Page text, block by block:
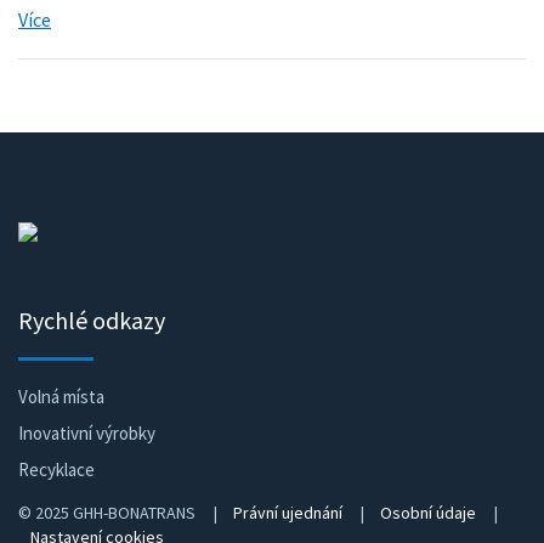
Více
Rychlé odkazy
Volná místa
Inovativní výrobky
Recyklace
© 2025 GHH-BONATRANS | Právní ujednání| Osobní údaje |
Nastavení cookies